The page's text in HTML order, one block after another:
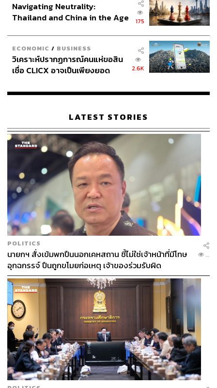
Navigating Neutrality:
Thailand and China in the Age
175
ECONOMIC / BUSINESS
วิเคราะห์ปรากฏการณ์คนแห่ขอสิน
เชื่อ CLICX อาจเป็นเพียงยอด
เรือนไทยที่ถูกซุกไว้
2.6K
LATEST STORIES
POLITICS
นายกฯ สั่งเข้มพกปืนนอกเคหสถาน ชี้ไม่ใช่เจ้าหน้าที่มีโทษ
อุกฉกรรจ์ ปืนถูกขโมยก่อเหตุ เจ้าของร่วมรับผิด
...